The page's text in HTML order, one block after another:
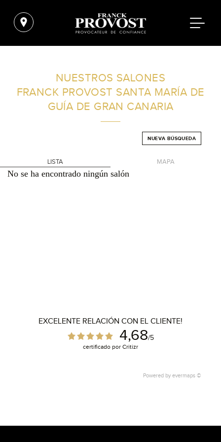
FILTROS AVANZADOS
NUESTROS SALONES
FRANCK PROVOST SANTA MARÍA DE
GUÍA DE GRAN CANARIA
NUEVA BÚSQUEDA
LISTA MAPA
No se ha encontrado ningún salón
EXCELENTE RELACIÓN CON EL CLIENTE!
4,68/5
certificado por Critizr
Powered by evermaps ©